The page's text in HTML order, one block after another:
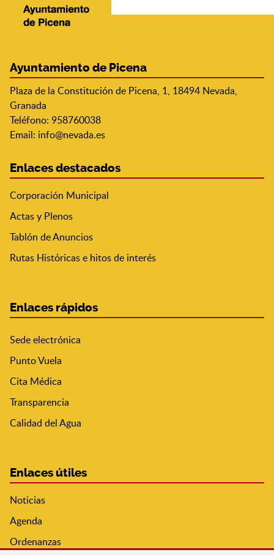
Ayuntamiento de Picena
Plaza de la Constitución de Picena, 1, 18494 Nevada,
Granada
Teléfono: 958760038
Email: info@nevada.es
Enlaces destacados
Corporación Municipal
Actas y Plenos
Tablón de Anuncios
Rutas Históricas e hitos de interés
Enlaces rápidos
Sede electrónica
Punto Vuela
Cita Médica
Transparencia
Calidad del Agua
Enlaces útiles
Noticias
Agenda
Ordenanzas